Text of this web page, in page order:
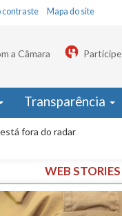
contraste Mapa do site
a Câmara Participe
Transparência
fora do radar
WEB STORIES